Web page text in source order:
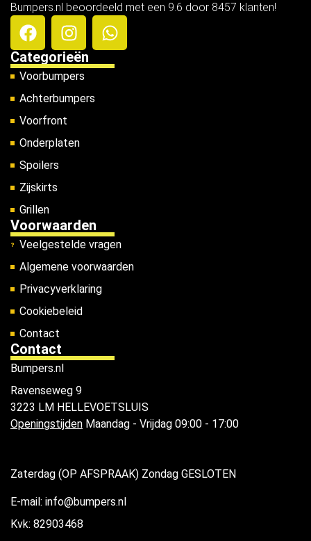
Bumpers.nl beoordeeld met een 9.6 door 8457 klanten!
Categorieën
Voorbumpers
Achterbumpers
Voorfront
Onderplaten
Spoilers
Zijskirts
Grillen
Voorwaarden
Veelgestelde vragen
Algemene voorwaarden
Privacyverklaring
Cookiebeleid
Contact
Contact
Bumpers.nl
Ravenseweg 9
3223 LM HELLEVOETSLUIS
Openingstijden Maandag - Vrijdag 09:00 - 17:00
Zaterdag (OP AFSPRAAK) Zondag GESLOTEN
E-mail: info@bumpers.nl
Kvk: 82903468